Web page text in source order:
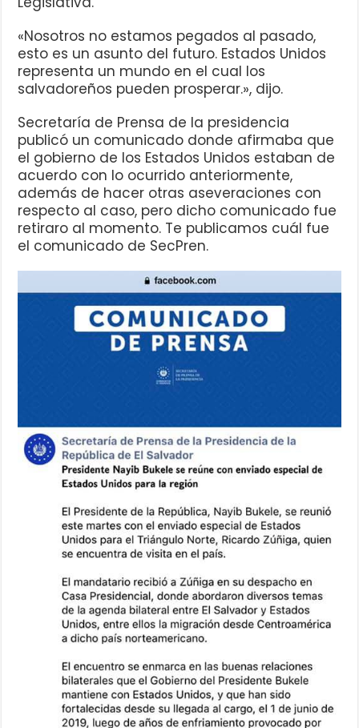
«Nosotros no estamos pegados al pasado,
esto es un asunto del futuro. Estados Unidos
representa un mundo en el cual los
salvadoreños pueden prosperar.», dijo.
Secretaría de Prensa de la presidencia
publicó un comunicado donde afirmaba que
el gobierno de los Estados Unidos estaban de
acuerdo con lo ocurrido anteriormente,
además de hacer otras aseveraciones con
respecto al caso, pero dicho comunicado fue
retiraro al momento. Te publicamos cuál fue
el comunicado de SecPren.